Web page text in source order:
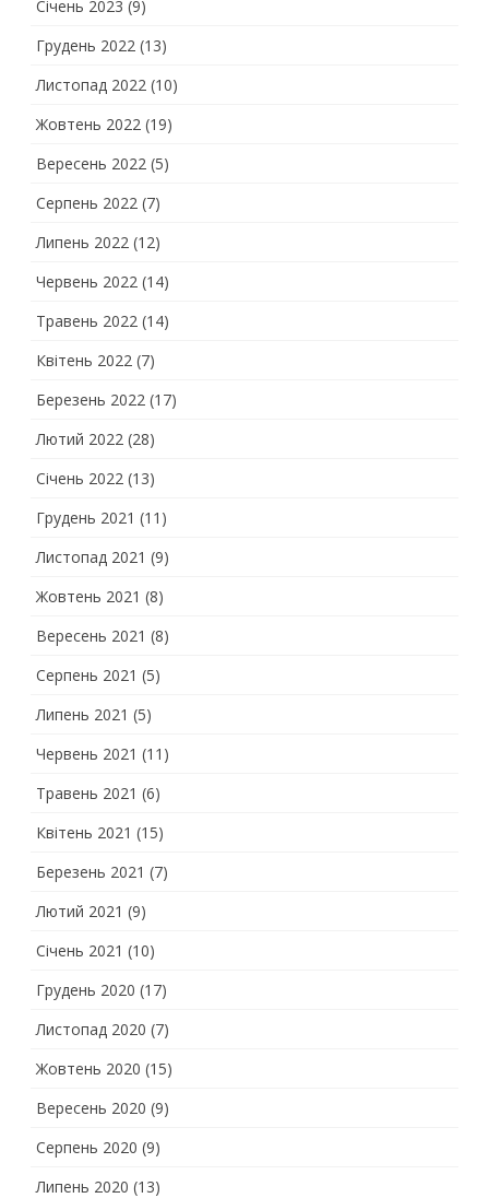
Січень 2023 (9)
Грудень 2022 (13)
Листопад 2022 (10)
Жовтень 2022 (19)
Вересень 2022 (5)
Серпень 2022 (7)
Липень 2022 (12)
Червень 2022 (14)
Травень 2022 (14)
Квітень 2022 (7)
Березень 2022 (17)
Лютий 2022 (28)
Січень 2022 (13)
Грудень 2021 (11)
Листопад 2021 (9)
Жовтень 2021 (8)
Вересень 2021 (8)
Серпень 2021 (5)
Липень 2021 (5)
Червень 2021 (11)
Травень 2021 (6)
Квітень 2021 (15)
Березень 2021 (7)
Лютий 2021 (9)
Січень 2021 (10)
Грудень 2020 (17)
Листопад 2020 (7)
Жовтень 2020 (15)
Вересень 2020 (9)
Серпень 2020 (9)
Липень 2020 (13)